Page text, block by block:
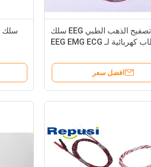
سلك
كأس تصفيح الذهب الطبي EEG سلك
كابل أقطاب كهربائية لـ EEG EMG ECG
افضل سعر